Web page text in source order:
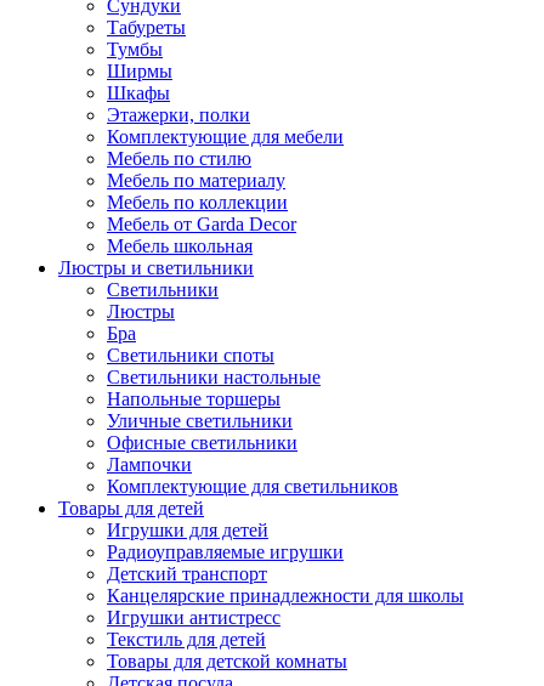
Сундуки
Табуреты
Тумбы
Ширмы
Шкафы
Этажерки, полки
Комплектующие для мебели
Мебель по стилю
Мебель по материалу
Мебель по коллекции
Мебель от Garda Decor
Мебель школьная
Люстры и светильники
Светильники
Люстры
Бра
Светильники споты
Светильники настольные
Напольные торшеры
Уличные светильники
Офисные светильники
Лампочки
Комплектующие для светильников
Товары для детей
Игрушки для детей
Радиоуправляемые игрушки
Детский транспорт
Канцелярские принадлежности для школы
Игрушки антистресс
Текстиль для детей
Товары для детской комнаты